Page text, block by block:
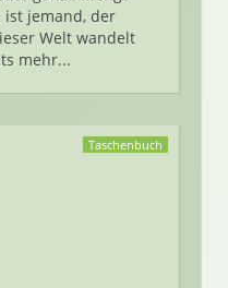
ist jemand, der
Welt wandelt
mehr...
Taschenbuch